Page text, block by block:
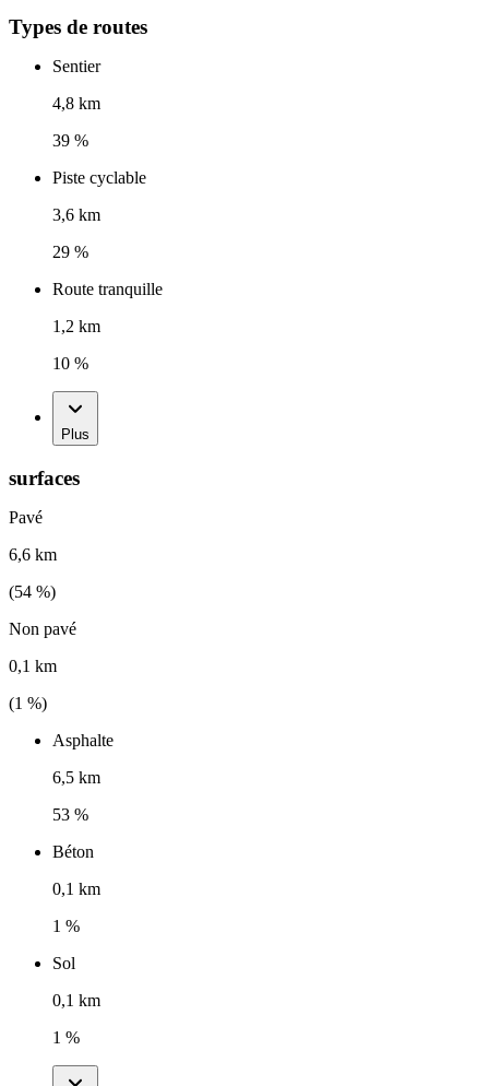
Types de routes
Sentier
4,8 km
39 %
Piste cyclable
3,6 km
29 %
Route tranquille
1,2 km
10 %
Plus
surfaces
Pavé
6,6 km
(54 %)
Non pavé
0,1 km
(1 %)
Asphalte
6,5 km
53 %
Béton
0,1 km
1 %
Sol
0,1 km
1 %